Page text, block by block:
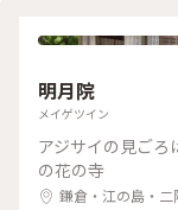
明月院
メイゲツイン
アジサイの見ご
の花の寺
鎌倉・江の島・